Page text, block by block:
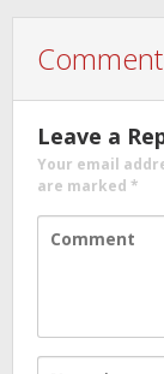
Comment
Leave a
Your email
are marked *